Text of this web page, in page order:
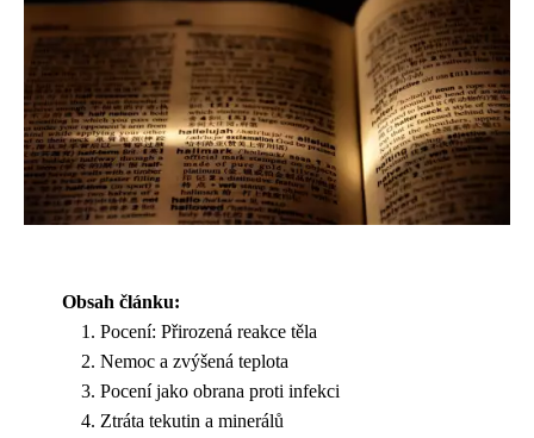
Obsah článku:
Pocení: Přirozená reakce těla
Nemoc a zvýšená teplota
Pocení jako obrana proti infekci
Ztráta tekutin a minerálů